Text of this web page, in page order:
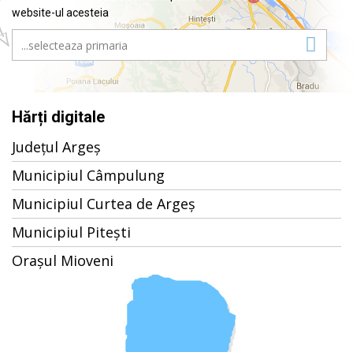
website-ul acesteia
Hărți digitale
Județul Argeș
Municipiul Câmpulung
Municipiul Curtea de Argeș
Municipiul Pitești
Orașul Mioveni